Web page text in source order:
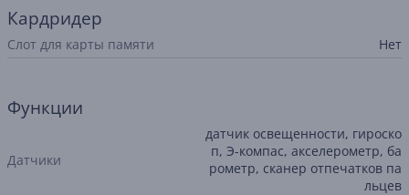
Кардридер
Слот для карты памяти Нет
Функции
Датчики
датчик освещенности, гироско
п, Э-компас, акселерометр, ба
рометр, сканер отпечатков па
льцев